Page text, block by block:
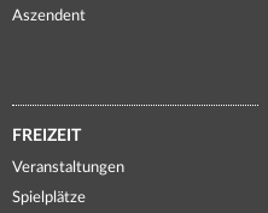
Aszendent
FREIZEIT
Veranstaltungen
Spielplätze